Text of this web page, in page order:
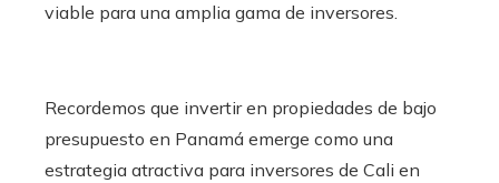
viable para una amplia gama de inversores.
Recordemos que invertir en propiedades de bajo
presupuesto en Panamá emerge como una
estrategia atractiva para inversores de Cali en